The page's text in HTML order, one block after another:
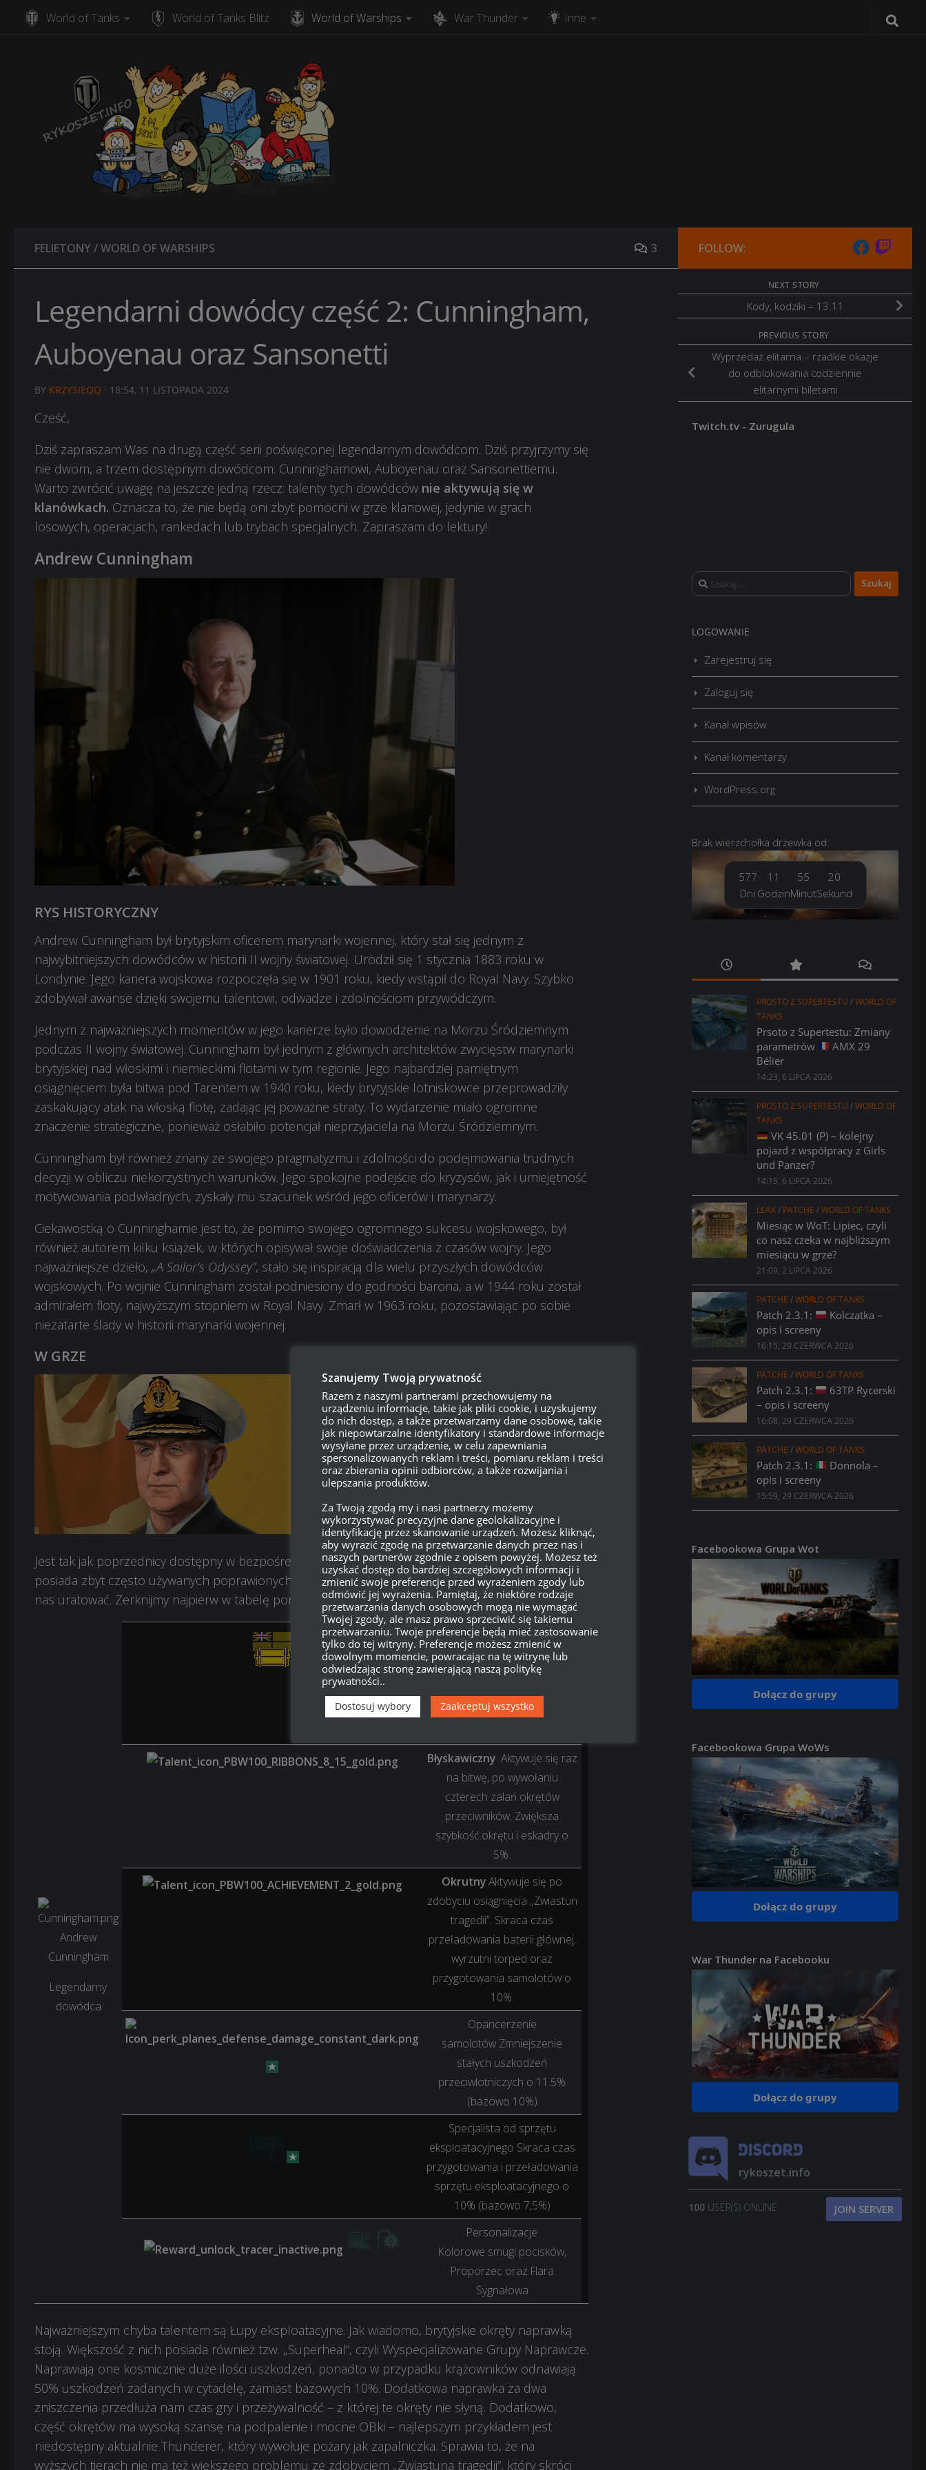
Skip to content
World of Tanks World of Tanks Blitz World of Warships War Thunder Inne
FELIETONY/WORLD OF WARSHIPS 3
Legendarni dowódcy część 2: Cunningham,
Auboyenau oraz Sansonetti
BY KRZYSIEQQ · 18:54, 11 LISTOPADA 2024
Cześć,
Dziś zapraszam Was na drugą część serii poświęconej legendarnym dowódcom. Dziś przyjrzymy się
nie dwom, a trzem dostępnym dowódcom: Cunninghamowi, Auboyenau oraz Sansonettiemu.
Warto zwrócić uwagę na jeszcze jedną rzecz: talenty tych dowódców nie aktywują się w
klanówkach. Oznacza to, że nie będą oni zbyt pomocni w grze klanowej, jedynie w grach
losowych, operacjach, rankedach lub trybach specjalnych. Zapraszam do lektury!
Andrew Cunningham
RYS HISTORYCZNY
Andrew Cunningham był brytyjskim oficerem marynarki wojennej, który stał się jednym z
najwybitniejszych dowódców w historii II wojny światowej. Urodził się 1 stycznia 1883 roku w
Londynie. Jego kariera wojskowa rozpoczęła się w 1901 roku, kiedy wstąpił do Royal Navy. Szybko
zdobywał awanse dzięki swojemu talentowi, odwadze i zdolnościom przywódczym.
Jednym z najważniejszych momentów w jego karierze było dowodzenie na Morzu Śródziemnym
podczas II wojny światowej. Cunningham był jednym z głównych architektów zwycięstw marynarki
brytyjskiej nad włoskimi i niemieckimi flotami w tym regionie. Jego najbardziej pamiętnym
osiągnięciem była bitwa pod Tarentem w 1940 roku, kiedy brytyjskie lotniskowce przeprowadziły
zaskakujący atak na włoską flotę, zadając jej poważne straty. To wydarzenie miało ogromne
znaczenie strategiczne, ponieważ osłabiło potencjał nieprzyjaciela na Morzu Śródziemnym.
Cunningham był również znany ze swojego pragmatyzmu i zdolności do podejmowania trudnych
decyzji w obliczu niekorzystnych warunków. Jego spokojne podejście do kryzysów, jak i umiejętność
motywowania podwładnych, zyskały mu szacunek wśród jego oficerów i marynarzy.
Ciekawostką o Cunninghamie jest to, że pomimo swojego ogromnego sukcesu wojskowego, był
również autorem kilku książek, w których opisywał swoje doświadczenia z czasów wojny. Jego
najważniejsze dzieło, „A Sailor’s Odyssey”, stało się inspiracją dla wielu przyszłych dowódców
wojskowych. Po wojnie Cunningham został podniesiony do godności barona, a w 1944 roku został
admirałem floty, najwyższym stopniem w Royal Navy. Zmarł w 1963 roku, pozostawiając po sobie
niezatarte ślady w historii marynarki wojennej.
W GRZE
Jest tak jak poprzednicy dostępny w bezpośredniej sprzedaży, za 175.000 węgla. Mimo, iż nie
posiada zbyt często używanych poprawionych umiejętności, jego talenty potrafią niejednokrotnie
nas uratować. Zerknijmy najpierw w tabelę poniżej:
Andrew
Cunningham
Legendarny
dowódca
Łupy eksploatacyjneAktywuje
się raz na bitwę, po
zniszczeniu dwóch okrętów
przeciwnika. Zwiększa liczbę
materiałów eksploatacyjnych
Błyskawiczny Aktywuje się raz
na bitwę, po wywołaniu
czterech zalań okrętów
przeciwników. Zwiększa
szybkość okrętu i eskadry o
5%.
OkrutnyAktywuje się po
zdobyciu osiągnięcia „Zwiastun
tragedii”. Skraca czas
przeładowania baterii głównej,
wyrzutni torped oraz
przygotowania samolotów o
10%.
Opancerzenie
samolotów Zmniejszenie
stałych uszkodzeń
przeciwlotniczych o 11.5%
(bazowo 10%)
Specjalista od sprzętu
eksploatacyjnego Skraca czas
przygotowania i przeładowania
sprzętu eksploatacyjnego o
10% (bazowo 7,5%)
Personalizacje
Kolorowe smugi pocisków,
Proporzec oraz Flara
Sygnałowa
Najważniejszym chyba talentem są Łupy eksploatacyjne. Jak wiadomo, brytyjskie okręty naprawką
stoją. Większość z nich posiada również tzw. „Superheal”, czyli Wyspecjalizowane Grupy Naprawcze.
Naprawiają one kosmicznie duże ilości uszkodzeń, ponadto w przypadku krążowników odnawiają
50% uszkodzeń zadanych w cytadelę, zamiast bazowych 10%. Dodatkowa naprawka za dwa
zniszczenia przedłuża nam czas gry i przeżywalność – z której te okręty nie słyną. Dodatkowo,
część okrętów ma wysoką szansę na podpalenie i mocne OBki – najlepszym przykładem jest
niedostępny aktualnie Thunderer, który wywołuje pożary jak zapalniczka. Sprawia to, że na
wyższych tierach nie ma też większego problemu ze zdobyciem „Zwiastuna tragedii”, który skróci
FOLLOW:
NEXT STORY
Kody, kodziki – 13.11
PREVIOUS STORY
Wyprzedaż elitarna – rzadkie okazje
do odblokowania codziennie
elitarnymi biletami
Twitch.tv - Zurugula
Szukaj:
LOGOWANIE
Zarejestruj się
Zaloguj się
Kanał wpisów
Kanał komentarzy
WordPress.org
Brak wierzchołka drzewka od:
577
Dni
11
Godzin
55
Minut
21
Sekund
PROSTO Z SUPERTESTU /WORLD OF
TANKS
Prsoto z Supertestu: Zmiany
parametrów
AMX 29
Bélier
14:23, 6 LIPCA 2026
PROSTO Z SUPERTESTU /WORLD OF
TANKS
VK 45.01 (P) – kolejny
pojazd z współpracy z Girls
und Panzer?
14:15, 6 LIPCA 2026
LEAK/ PATCHE /WORLD OF TANKS
Miesiąc w WoT: Lipiec, czyli
co nasz czeka w najbliższym
miesiącu w grze?
21:09, 2 LIPCA 2026
PATCHE /WORLD OF TANKS
Patch 2.3.1:
Kolczatka –
opis i screeny
16:15, 29 CZERWCA 2026
PATCHE /WORLD OF TANKS
Patch 2.3.1:
63TP Rycerski
– opis i screeny
16:08, 29 CZERWCA 2026
PATCHE /WORLD OF TANKS
Patch 2.3.1:
Donnola –
opis i screeny
15:59, 29 CZERWCA 2026
Facebookowa Grupa Wot
Dołącz do grupy
Facebookowa Grupa WoWs
Dołącz do grupy
War Thunder na Facebooku
Dołącz do grupy
rykoszet.info
100 USER(S) ONLINE JOIN SERVER
Szanujemy Twoją prywatność
Razem z naszymi partnerami przechowujemy na
urządzeniu informacje, takie jak pliki cookie, i uzyskujemy
do nich dostęp, a także przetwarzamy dane osobowe, takie
jak niepowtarzalne identyfikatory i standardowe informacje
wysyłane przez urządzenie, w celu zapewniania
spersonalizowanych reklam i treści, pomiaru reklam i treści
oraz zbierania opinii odbiorców, a także rozwijania i
ulepszania produktów.
Za Twoją zgodą my i nasi partnerzy możemy
wykorzystywać precyzyjne dane geolokalizacyjne i
identyfikację przez skanowanie urządzeń. Możesz kliknąć,
aby wyrazić zgodę na przetwarzanie danych przez nas i
naszych partnerów zgodnie z opisem powyżej. Możesz też
uzyskać dostęp do bardziej szczegółowych informacji i
zmienić swoje preferencje przed wyrażeniem zgody lub
odmówić jej wyrażenia. Pamiętaj, że niektóre rodzaje
przetwarzania danych osobowych mogą nie wymagać
Twojej zgody, ale masz prawo sprzeciwić się takiemu
przetwarzaniu. Twoje preferencje będą mieć zastosowanie
tylko do tej witryny. Preferencje możesz zmienić w
dowolnym momencie, powracając na tę witrynę lub
odwiedzając stronę zawierającą naszą politykę
prywatności..
Dostosuj wybory Zaakceptuj wszystko